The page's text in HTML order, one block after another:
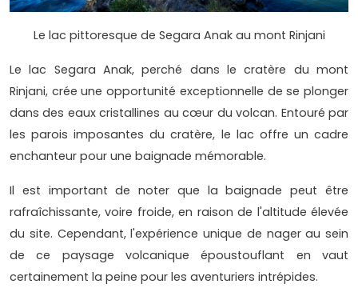
Le lac pittoresque de Segara Anak au mont Rinjani
Le lac Segara Anak, perché dans le cratère du mont
Rinjani, crée une opportunité exceptionnelle de se plonger
dans des eaux cristallines au cœur du volcan. Entouré par
les parois imposantes du cratère, le lac offre un cadre
enchanteur pour une baignade mémorable.
Il est important de noter que la baignade peut être
rafraîchissante, voire froide, en raison de l'altitude élevée
du site. Cependant, l'expérience unique de nager au sein
de ce paysage volcanique époustouflant en vaut
certainement la peine pour les aventuriers intrépides.